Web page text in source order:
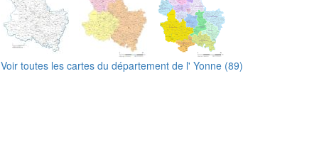
Voir toutes les cartes du département de l' Yonne (89)